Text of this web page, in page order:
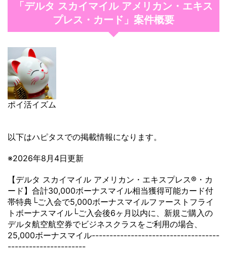
「デルタ スカイマイル アメリカン・エキス
プレス・カード」案件概要
ポイ活イズム
以下はハピタスでの掲載情報になります。
※2026年8月4日更新
【デルタ スカイマイル アメリカン・エキスプレス®・カ
ード】合計30,000ボーナスマイル相当獲得可能カード付
帯特典└ご入会で5,000ボーナスマイルファーストフライ
トボーナスマイル└ご入会後6ヶ月以内に、新規ご購入の
デルタ航空航空券でビジネスクラスをご利用の場合、
25,000ボーナスマイル------------------------------------
----------------------